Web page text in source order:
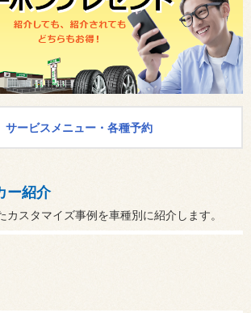
サービスメニュー・各種予約
ー紹介
カスタマイズ事例を車種別に紹介します。